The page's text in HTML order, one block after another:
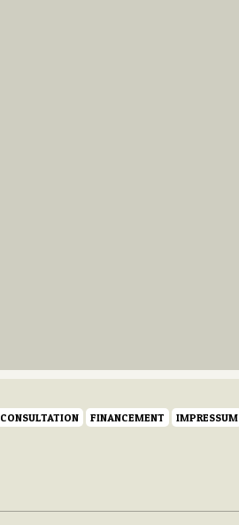
CONSULTATION FINANCEMENT IMPRESSUM